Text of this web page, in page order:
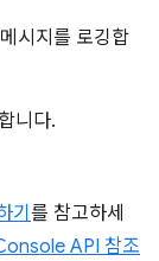
시지를 로깅합
니다.
기 를 참고하세
API 참조